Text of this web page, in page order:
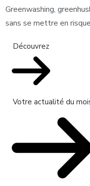
Greenwashing,
sans se mettre en
Découvrez
Votre actualité du